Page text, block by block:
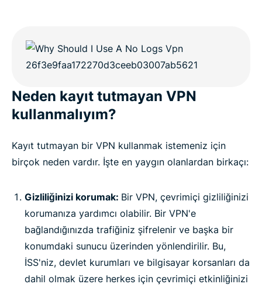
Neden kayıt tutmayan VPN
kullanmalıyım?
Kayıt tutmayan bir VPN kullanmak istemeniz için
birçok neden vardır. İşte en yaygın olanlardan birkaçı:
Gizliliğinizi korumak: Bir VPN, çevrimiçi gizliliğinizi
korumanıza yardımcı olabilir. Bir VPN'e
bağlandığınızda trafiğiniz şifrelenir ve başka bir
konumdaki sunucu üzerinden yönlendirilir. Bu,
İSS'niz, devlet kurumları ve bilgisayar korsanları da
dahil olmak üzere herkes için çevrimiçi etkinliğinizi